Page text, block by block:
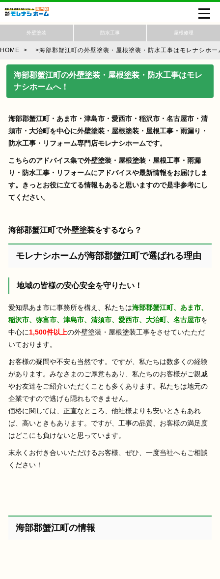
外壁塗装 防水工事 屋根修理
HOME > >海部郡蟹江町の外壁塗装・屋根塗装・防水工事はモレナシホー
海部郡蟹江町の外壁塗装・屋根塗装・防水工事はモレ
ナシホームへ！
海部郡蟹江町・あま市・津島市・愛西市・稲沢市・名古屋市・清
須市・大治町を中心に外壁塗装・屋根塗装・屋根工事・雨漏り・
防水工事・リフォーム専門店モレナシホームです。
こちらのアドバイス集で外壁塗装・屋根塗装・屋根工事・雨漏
り・防水工事・リフォームにアドバイスや最新情報をお届けしま
す。きっとお役に立てる情報もあると思いますので是非参考にし
てください。
海部郡蟹江町で外壁塗装をするなら？
モレナシホームが海部郡蟹江町で選ばれる理由
地域の皆様の安心安全を守りたい！
愛知県あま市に事務所を構え、私たちは海部郡蟹江町、 あま市、
稲沢市、弥富市、津島市、清須市、愛西市、大治町、名古屋市を
中心に1,500件以上の外壁塗装・屋根塗装工事をさせていたただ
いております。
お客様の疑問や不安も当然です。ですが、私たちは数多くの経験
があります。みなさまのご厚意もあり、私たちのお客様がご親戚
やお友達をご紹介いただくことも多くあります。私たちは地元の
企業ですので逃げも隠れもできません。
価格に関しては、正直なところ、他社様よりも安いときもあれ
ば、高いときもあります。ですが、工事の品質、お客様の満足度
はどこにも負けないと思っています。
末永くお付き合いいただけるお客様、ぜひ、一度当社へもご相談
ください！
海部郡蟹江町の情報